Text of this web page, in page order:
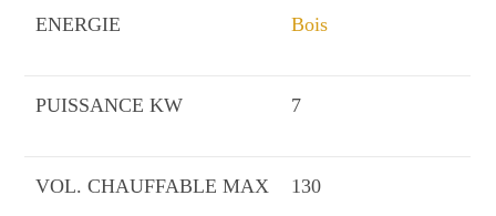
ENERGIE Bois
PUISSANCE KW 7
VOL. CHAUFFABLE MAX 130